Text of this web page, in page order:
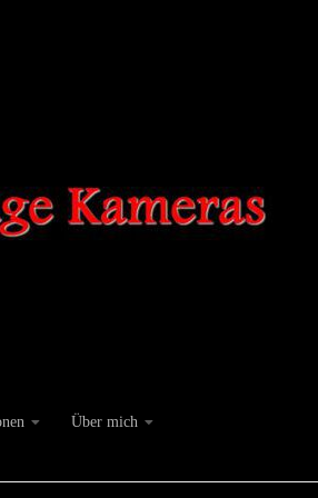
Über mich